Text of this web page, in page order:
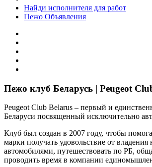
Найди исполнителя для работ
Пежо Объявления
Пежо клуб Беларусь | Peugeot
Peugeot Club Belarus – первый и
Беларуси посвященный исключительно
Клуб был создан в 2007 году, чтобы
марки получать удовольствие от
автомобилями, путешествовать по РБ,
проводить время в компании